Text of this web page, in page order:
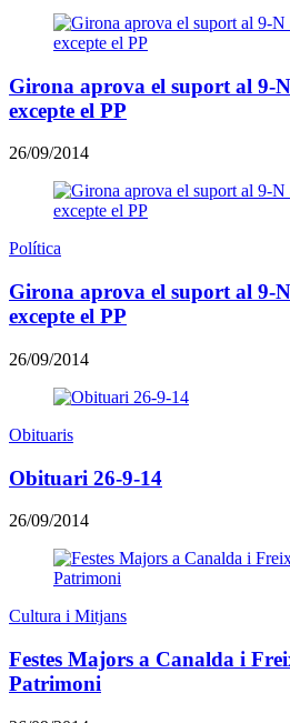
Girona aprova el suport al 9-
excepte el PP
26/09/2014
Política
Girona aprova el suport al 9-
excepte el PP
26/09/2014
Obituaris
Obituari 26-9-14
26/09/2014
Cultura i Mitjans
Festes Majors a Canalda i
Patrimoni